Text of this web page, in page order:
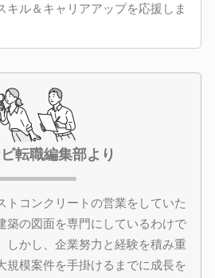
キル＆キャリアアップを応援しま
転職編集部より
トコンクリートの営業をしていた
築の図面を専門にしているわけで
しかし、企業努力と経験を積み重
規模案件を手掛けるまでに成長を